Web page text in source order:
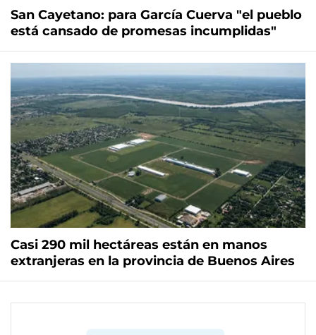
San Cayetano: para García Cuerva "el pueblo
está cansado de promesas incumplidas"
Casi 290 mil hectáreas están en manos
extranjeras en la provincia de Buenos Aires